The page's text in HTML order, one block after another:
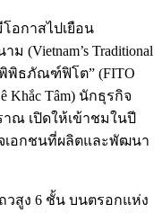
กาสไปเยือน
Traditional
พิพิธภัณฑ์ฟิโต” (FITO
Khắc Tâm) นักธุรกิจ
ณ เปิดให้เข้าชมในปี
เอกชนที่ผลิตและพัฒนา
6 ชั้น บนตรอกแห่ง